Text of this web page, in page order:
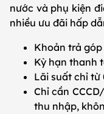
nước và phụ kiện
nhiều ưu đãi hấp
Khoản trả
Kỳ hạn thanh
Lãi suất chỉ từ
Chỉ cần
thu nhập,